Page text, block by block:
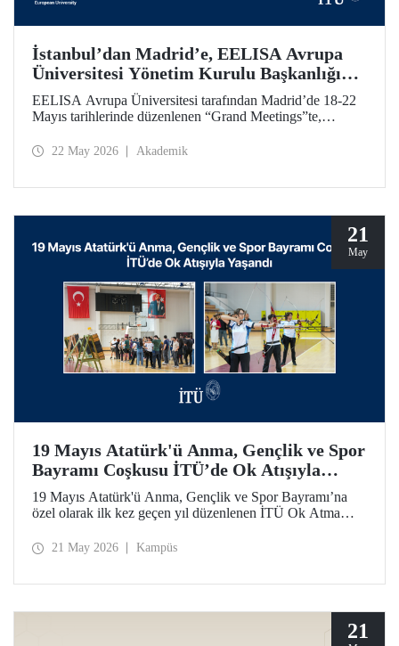
İstanbul’dan Madrid’e, EELISA Avrupa
Üniversitesi Yönetim Kurulu Başkanlığı
Devri
EELISA Avrupa Üniversitesi tarafından Madrid’de 18-22
Mayıs tarihlerinde düzenlenen “Grand Meetings”te,
UPM’e geçti. İTÜ Rektörü Prof. Dr. Hasan Mandal, 6 ay
22 May 2026 Akademik
21
May
19 Mayıs Atatürk'ü Anma, Gençlik ve Spor
Bayramı Coşkusu İTÜ’de Ok Atışıyla
Yaşandı
19 Mayıs Atatürk'ü Anma, Gençlik ve Spor Bayramı’na
özel olarak ilk kez geçen yıl düzenlenen İTÜ Ok Atma
bir araya getirdi.
21 May 2026 Kampüs
21